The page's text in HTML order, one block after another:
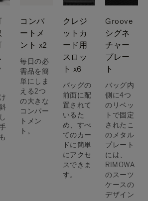
コンパ
ートメ
ント x2
毎日の必
需品を簡
単にしま
える2つ
の大きな
コンパー
トメン
ト。
クレジ
ットカ
ード用
スロッ
ト x6
バッグの
前面に配
置されて
いるた
め、すべ
てのカー
ドに簡単
にアクセ
スできま
す。
Groove
シグネ
チャー
プレー
ト
バッグ内
側に4つ
のリベッ
トで固定
されたこ
のメタル
プレート
には、
RIMOWA
のスーツ
ケースの
デザイン